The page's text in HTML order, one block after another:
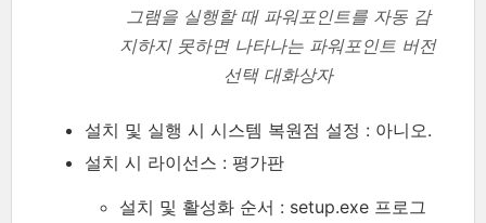
그램을 실행할 때 파워포인트를 자동 감
지하지 못하면 나타나는 파워포인트 버전
선택 대화상자
설치 및 실행 시 시스템 복원점 설정 : 아니오.
설치 시 라이선스 : 평가판
설치 및 활성화 순서 : setup.exe 프로그